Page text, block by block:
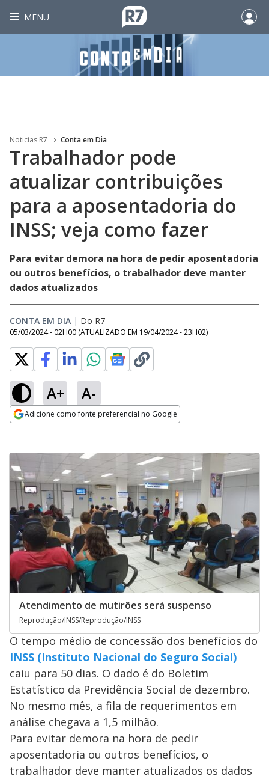
MENU
Noticias R7 Conta em Dia
Trabalhador pode
atualizar contribuições
para a aposentadoria do
INSS; veja como fazer
Para evitar demora na hora de pedir aposentadoria
ou outros benefícios, o trabalhador deve manter
dados atualizados
CONTA EM DIA | Do R7
05/03/2024 - 02H00 (ATUALIZADO EM 19/04/2024 - 23H02)
A+ A-
Adicione como fonte preferencial no Google
Atendimento de mutirões será suspenso
Reprodução/INSS/Reprodução/INSS
O tempo médio de concessão dos benefícios do
INSS (Instituto Nacional do Seguro Social)
caiu para 50 dias. O dado é do Boletim
Estatístico da Previdência Social de dezembro.
No mesmo mês, a fila de requerimentos em
análise chegava a 1,5 milhão.
Para evitar demora na hora de pedir
aposentadoria ou outros benefícios, o
trabalhador deve manter atualizados os dados